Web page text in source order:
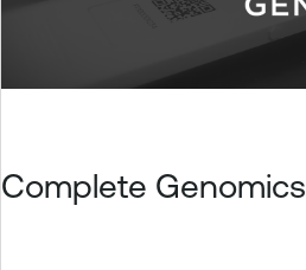
Complete Genomics